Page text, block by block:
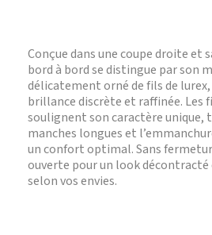
Conçue dans une coupe droite et
bord à bord se distingue par son
délicatement orné de fils de
brillance discrète et raffinée. Les
soulignent son caractère unique,
manches longues et
un confort optimal. Sans
ouverte pour un look
selon vos envies.